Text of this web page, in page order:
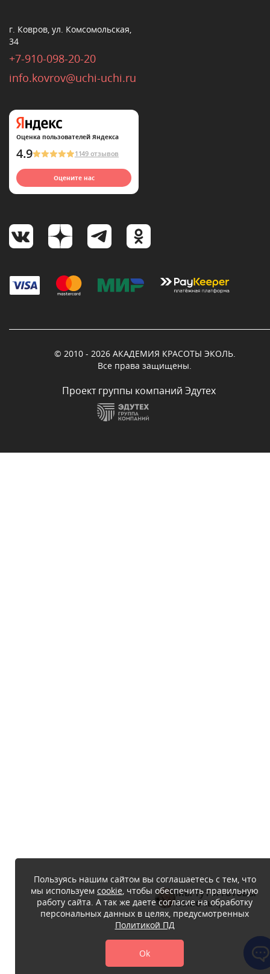
г. Ковров, ул. Комсомольская,
34
+7-910-098-20-20
info.kovrov@uchi-uchi.ru
Оценка пользователей Яндекса
4.9 1149 отзывов
Оцените нас
© 2010 - 2026 АКАДЕМИЯ КРАСОТЫ ЭКОЛЬ.
Все права защищены.
Проект группы компаний Эдутех
Пользуясь нашим сайтом вы соглашаетесь с тем, что
мы используем cookie, чтобы обеспечить правильную
работу сайта. А так же даете согласие на обработку
персональных данных в целях, предусмотренных
Политикой ПД
Ok
Мы тут и готовы
помочь :)